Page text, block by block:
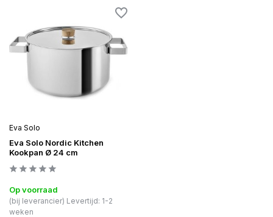
Eva Solo
Eva Solo Nordic Kitchen
Kookpan Ø 24 cm
Op voorraad
(bij leverancier) Levertijd: 1-2
weken